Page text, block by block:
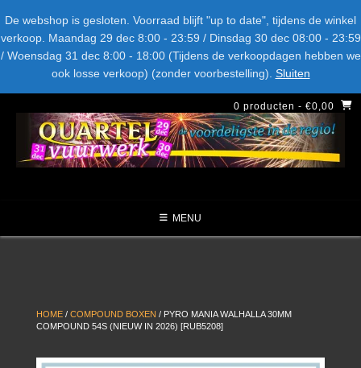
De webshop is gesloten. Voorraad blijft "up to date", tijdens de winkel
verkoop. Maandag 29 dec 8:00 - 23:59 / Dinsdag 30 dec 08:00 - 23:59
/ Woensdag 31 dec 8:00 - 18:00 (Tijdens de verkoopdagen hebben we
ook losse verkoop) (zonder voorbestelling). Sluiten
naar
inhoud
LEVERANCIERS TYPE AANBIEDINGEN CATEGORIE
NIEUW DIT JAAR
MENU
0 producten - €0,00
HOME / COMPOUND BOXEN / PYRO MANIA WALHALLA 30MM
COMPOUND 54S (NIEUW IN 2026) [RUB5208]